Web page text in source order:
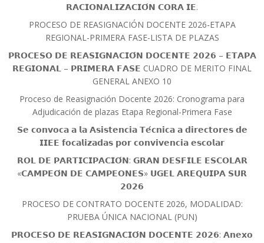
𝗥𝗔𝗖𝗜𝗢𝗡𝗔𝗟𝗜𝗭𝗔𝗖𝗜𝗢́𝗡 𝗖𝗢𝗥𝗔 𝗜𝗘.
PROCESO DE REASIGNACIÓN DOCENTE 2026-ETAPA
REGIONAL-PRIMERA FASE-LISTA DE PLAZAS
𝗣𝗥𝗢𝗖𝗘𝗦𝗢 𝗗𝗘 𝗥𝗘𝗔𝗦𝗜𝗚𝗡𝗔𝗖𝗜𝗢́𝗡 𝗗𝗢𝗖𝗘𝗡𝗧𝗘 𝟮𝟬𝟮𝟲 – 𝗘𝗧𝗔𝗣𝗔
𝗥𝗘𝗚𝗜𝗢𝗡𝗔𝗟 – 𝗣𝗥𝗜𝗠𝗘𝗥𝗔 𝗙𝗔𝗦𝗘 CUADRO DE MERITO FINAL
GENERAL ANEXO 10
Proceso de Reasignación Docente 2026: Cronograma para
Adjudicación de plazas Etapa Regional-Primera Fase
𝗦𝗲 𝗰𝗼𝗻𝘃𝗼𝗰𝗮 𝗮 𝗹𝗮 𝗔𝘀𝗶𝘀𝘁𝗲𝗻𝗰𝗶𝗮 𝗧𝗲́𝗰𝗻𝗶𝗰𝗮 𝗮 𝗱𝗶𝗿𝗲𝗰𝘁𝗼𝗿𝗲𝘀 𝗱𝗲
𝗜𝗜𝗘𝗘 𝗳𝗼𝗰𝗮𝗹𝗶𝘇𝗮𝗱𝗮𝘀 𝗽𝗼𝗿 𝗰𝗼𝗻𝘃𝗶𝘃𝗲𝗻𝗰𝗶𝗮 𝗲𝘀𝗰𝗼𝗹𝗮𝗿
𝗥𝗢𝗟 𝗗𝗘 𝗣𝗔𝗥𝗧𝗜𝗖𝗜𝗣𝗔𝗖𝗜𝗢́𝗡: 𝗚𝗥𝗔𝗡 𝗗𝗘𝗦𝗙𝗜𝗟𝗘 𝗘𝗦𝗖𝗢𝗟𝗔𝗥
«𝗖𝗔𝗠𝗣𝗘𝗢́𝗡 𝗗𝗘 𝗖𝗔𝗠𝗣𝗘𝗢𝗡𝗘𝗦» 𝗨𝗚𝗘𝗟 𝗔𝗥𝗘𝗤𝗨𝗜𝗣𝗔 𝗦𝗨𝗥
𝟮𝟬𝟮𝟲
PROCESO DE CONTRATO DOCENTE 2026, MODALIDAD:
PRUEBA ÚNICA NACIONAL (PUN)
𝗣𝗥𝗢𝗖𝗘𝗦𝗢 𝗗𝗘 𝗥𝗘𝗔𝗦𝗜𝗚𝗡𝗔𝗖𝗜𝗢́𝗡 𝗗𝗢𝗖𝗘𝗡𝗧𝗘 𝟮𝟬𝟮𝟲: 𝗔𝗻𝗲𝘅𝗼